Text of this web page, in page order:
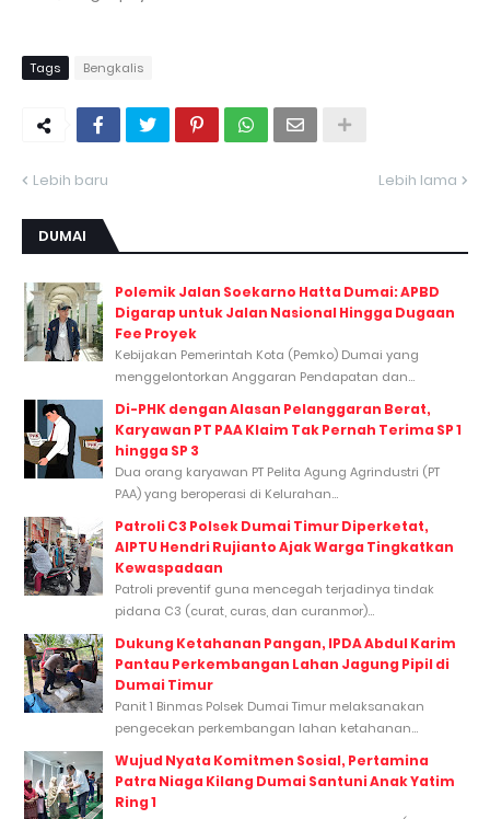
Tags Bengkalis
Lebih baru Lebih lama
DUMAI
Polemik Jalan Soekarno Hatta Dumai: APBD
Digarap untuk Jalan Nasional Hingga Dugaan
Fee Proyek
Kebijakan Pemerintah Kota (Pemko) Dumai yang
menggelontorkan Anggaran Pendapatan dan...
Di-PHK dengan Alasan Pelanggaran Berat,
Karyawan PT PAA Klaim Tak Pernah Terima SP 1
hingga SP 3
Dua orang karyawan PT Pelita Agung Agrindustri (PT
PAA) yang beroperasi di Kelurahan...
Patroli C3 Polsek Dumai Timur Diperketat,
AIPTU Hendri Rujianto Ajak Warga Tingkatkan
Kewaspadaan
Patroli preventif guna mencegah terjadinya tindak
pidana C3 (curat, curas, dan curanmor)...
Dukung Ketahanan Pangan, IPDA Abdul Karim
Pantau Perkembangan Lahan Jagung Pipil di
Dumai Timur
Panit 1 Binmas Polsek Dumai Timur melaksanakan
pengecekan perkembangan lahan ketahanan...
Wujud Nyata Komitmen Sosial, Pertamina
Patra Niaga Kilang Dumai Santuni Anak Yatim
Ring 1